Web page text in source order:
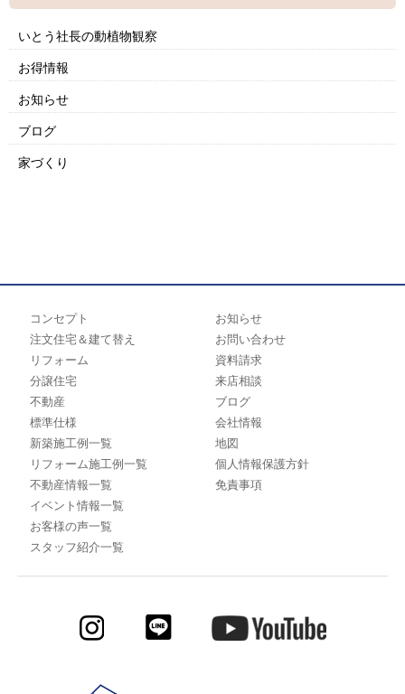
いとう社長の動植物観察
お得情報
お知らせ
ブログ
家づくり
コンセプト
注文住宅＆建て替え
リフォーム
分譲住宅
不動産
標準仕様
新築施工例一覧
リフォーム施工例一覧
不動産情報一覧
イベント情報一覧
お客様の声一覧
スタッフ紹介一覧
お知らせ
お問い合わせ
資料請求
来店相談
ブログ
会社情報
地図
個人情報保護方針
免責事項